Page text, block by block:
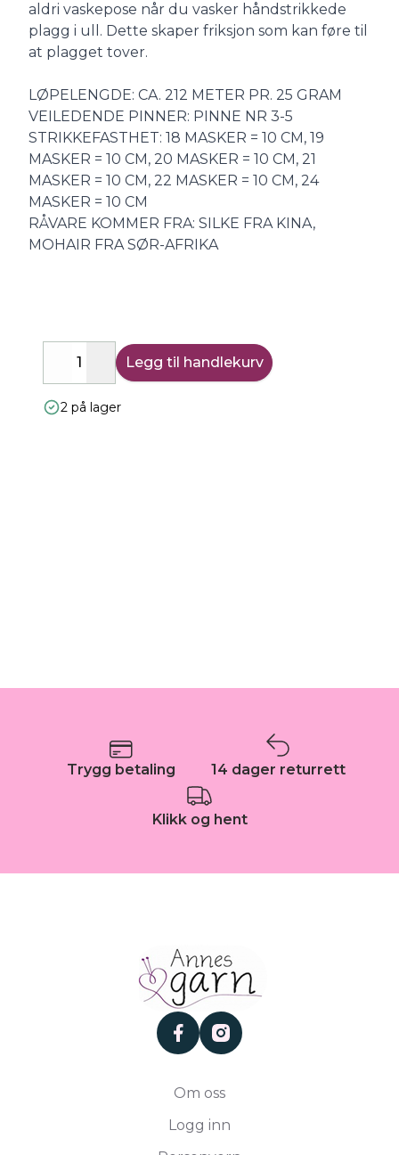
aldri vaskepose når du vasker håndstrikkede
plagg i ull. Dette skaper friksjon som kan føre til
at plagget tover.
LØPELENGDE: CA. 212 METER PR. 25 GRAM
VEILEDENDE PINNER: PINNE NR 3-5
STRIKKEFASTHET: 18 MASKER = 10 CM, 19
MASKER = 10 CM, 20 MASKER = 10 CM, 21
MASKER = 10 CM, 22 MASKER = 10 CM, 24
MASKER = 10 CM
RÅVARE KOMMER FRA: SILKE FRA KINA,
MOHAIR FRA SØR-AFRIKA
DecreaseIncrease
Legg til handlekurv
2 på lager
Trygg betaling 14 dager returrett
Klikk og hent
facebookinstagram
Om oss
Logg inn